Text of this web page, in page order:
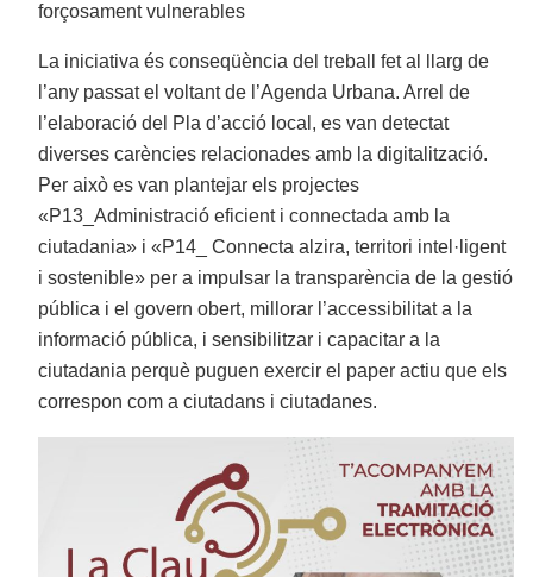
forçosament vulnerables
La iniciativa és conseqüència del treball fet al llarg de
l’any passat el voltant de l’Agenda Urbana. Arrel de
l’elaboració del Pla d’acció local, es van detectat
diverses carències relacionades amb la digitalització.
Per això es van plantejar els projectes
«P13_Administració eficient i connectada amb la
ciutadania» i «P14_ Connecta alzira, territori intel·ligent
i sostenible» per a impulsar la transparència de la gestió
pública i el govern obert, millorar l’accessibilitat a la
informació pública, i sensibilitzar i capacitar a la
ciutadania perquè puguen exercir el paper actiu que els
correspon com a ciutadans i ciutadanes.